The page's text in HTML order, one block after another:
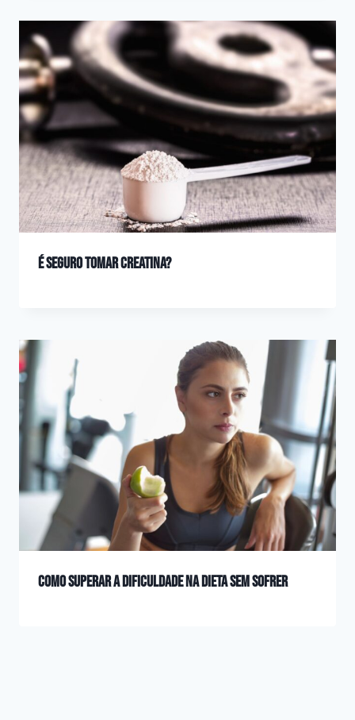
É seguro tomar creatina?
Como superar a dificuldade na dieta sem sofrer